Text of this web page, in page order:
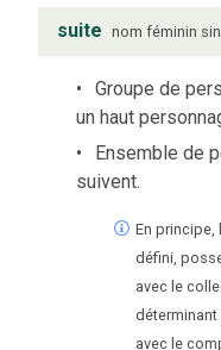
suite nom féminin
Groupe de
un haut
Ensemble de
suivent.
En
défini,
avec le
déterminant
avec le